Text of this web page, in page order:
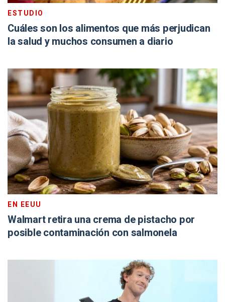
ESTUDIO
Cuáles son los alimentos que más perjudican
la salud y muchos consumen a diario
EN EEUU
Walmart retira una crema de pistacho por
posible contaminación con salmonela